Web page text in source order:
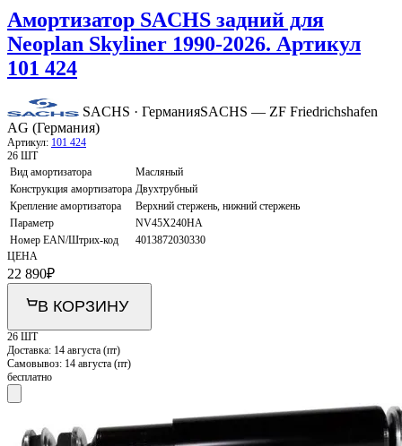
Амортизатор SACHS задний для
Neoplan Skyliner 1990-2026. Артикул
101 424
SACHS · ГерманияSACHS — ZF Friedrichshafen
AG (Германия)
Артикул: 101 424
26 ШТ
Вид амортизатора
Масляный
Конструкция амортизатора Двухтрубный
Крепление амортизатора
Верхний стержень, нижний стержень
Параметр
NV45X240HA
Номер EAN/Штрих-код
4013872030330
ЦЕНА
22 890₽
В КОРЗИНУ
26 ШТ
Доставка: 14 августа (пт)
Самовывоз: 14 августа (пт)
бесплатно